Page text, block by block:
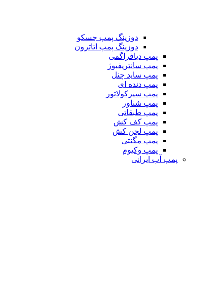
دوزینگ پمپ جسکو
دوزینگ پمپ اتاترون
پمپ دیافراگمی
پمپ سانتریفیوژ
پمپ ساید چنل
پمپ دنده ای
پمپ سیرکولاتور
پمپ شناور
پمپ طبقاتی
پمپ کف کش
پمپ لجن کش
پمپ مگنتی
پمپ وکیوم
پمپ آب ایرانی